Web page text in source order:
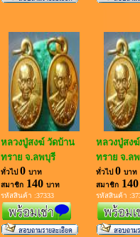
หลวงปู่สงฆ์ วัดบ้าน
ทราย จ.ลพบุรี
ทั่วไป 0 บาท
สมาชิก140 บาท
รหัสสินค้า :37333
หลวงปู่สง
ทราย จ.ล
ทั่วไป 0 บาท
สมาชิก140
รหัสสินค้า